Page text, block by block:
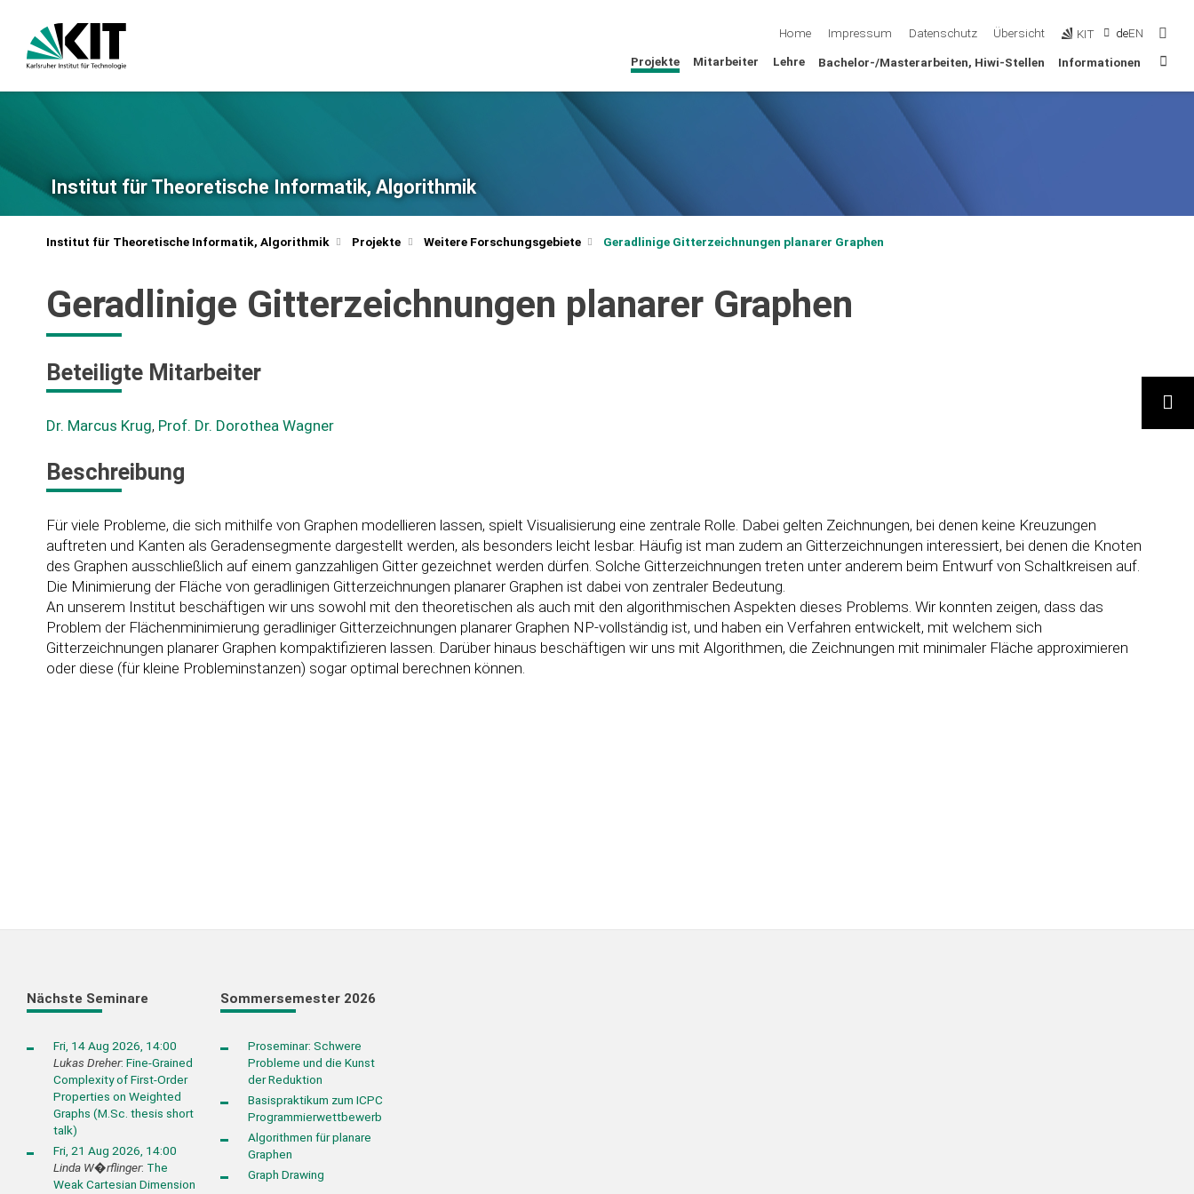
Home Impressum Datenschutz Übersicht KIT deEN
Projekte Mitarbeiter Lehre Bachelor-/Masterarbeiten, Hiwi-Stellen Informationen
Institut für Theoretische Informatik, Algorithmik
Institut für Theoretische Informatik, Algorithmik Projekte Weitere Forschungsgebiete Geradlinige Gitterzeichnungen planarer Graphen
Geradlinige Gitterzeichnungen planarer Graphen
Beteiligte Mitarbeiter
Dr. Marcus Krug, Prof. Dr. Dorothea Wagner
Beschreibung
Für viele Probleme, die sich mithilfe von Graphen modellieren lassen, spielt Visualisierung eine zentrale Rolle. Dabei gelten Zeichnungen, bei denen keine Kreuzungen
auftreten und Kanten als Geradensegmente dargestellt werden, als besonders leicht lesbar. Häufig ist man zudem an Gitterzeichnungen interessiert, bei denen die Knoten
des Graphen ausschließlich auf einem ganzzahligen Gitter gezeichnet werden dürfen. Solche Gitterzeichnungen treten unter anderem beim Entwurf von Schaltkreisen auf.
Die Minimierung der Fläche von geradlinigen Gitterzeichnungen planarer Graphen ist dabei von zentraler Bedeutung.
An unserem Institut beschäftigen wir uns sowohl mit den theoretischen als auch mit den algorithmischen Aspekten dieses Problems. Wir konnten zeigen, dass das
Problem der Flächenminimierung geradliniger Gitterzeichnungen planarer Graphen NP-vollständig ist, und haben ein Verfahren entwickelt, mit welchem sich
Gitterzeichnungen planarer Graphen kompaktifizieren lassen. Darüber hinaus beschäftigen wir uns mit Algorithmen, die Zeichnungen mit minimaler Fläche approximieren
oder diese (für kleine Probleminstanzen) sogar optimal berechnen können.
Nächste Seminare
Fri, 14 Aug 2026, 14:00
Lukas Dreher:Fine-Grained
Complexity of First-Order
Properties on Weighted
Graphs (M.Sc. thesis short
talk)
Fri, 21 Aug 2026, 14:00
Linda W�rflinger: The
Weak Cartesian Dimension
Sommersemester 2026
Proseminar: Schwere
Probleme und die Kunst
der Reduktion
Basispraktikum zum ICPC
Programmierwettbewerb
Algorithmen für planare
Graphen
Graph Drawing